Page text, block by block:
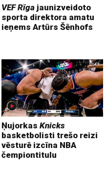
VEF Rīga jaunizveidoto
sporta direktora amatu
ieņems Artūrs Šēnhofs
ŅujorkasKnicks
basketbolisti trešo reizi
vēsturē izcīna NBA
čempiontitulu